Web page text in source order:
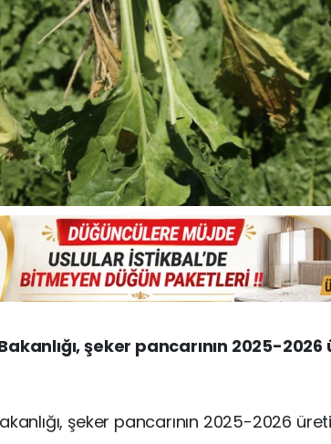
şeker pancarının 2025-2026
şeker pancarının 2025-2026